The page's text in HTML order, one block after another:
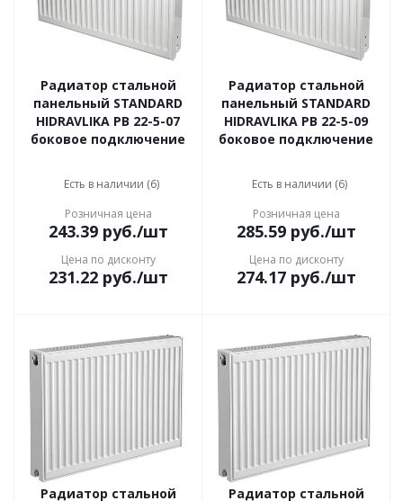
Радиатор стальной
панельный STANDARD
HIDRAVLIKA РВ 22-5-07
боковое подключение
Есть в наличии (6)
Розничная цена
243.39руб./шт
Цена по дисконту
231.22руб./шт
Радиатор стальной
панельный STANDARD
HIDRAVLIKA РВ 22-5-09
боковое подключение
Есть в наличии (6)
Розничная цена
285.59руб./шт
Цена по дисконту
274.17руб./шт
Радиатор стальной
Радиатор стальной